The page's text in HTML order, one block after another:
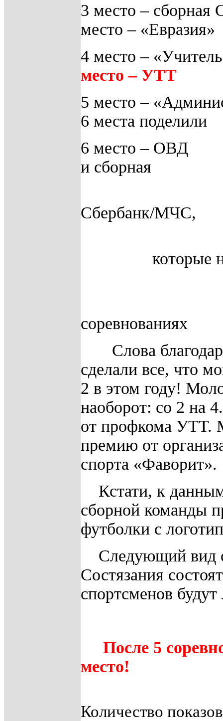
3 место –
место – «Евразия»
4 место –
место – УТТ
5 место –
6 места поделили
6 место – ОВД
и сборная
Сбербанк/МЧС,
которые
соревнованиях
Слова
сделали все, что
2 в этом году!
наоборот: со 2 на
от профкома УТТ.
премию от
спорта «Фаворит».
Кстати, к
сборной команды
футболки с
Следующий вид
Состязания
спортсменов
После 5
место!
Количество